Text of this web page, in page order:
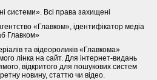
системи». Всі права захищені
«Главком», ідентифікатор медіа
Главком»
та відеороликів «Главкома»
лінка на сайт. Для інтернет-видань
відкритого для пошукових систем
новину, статтю чи відео.